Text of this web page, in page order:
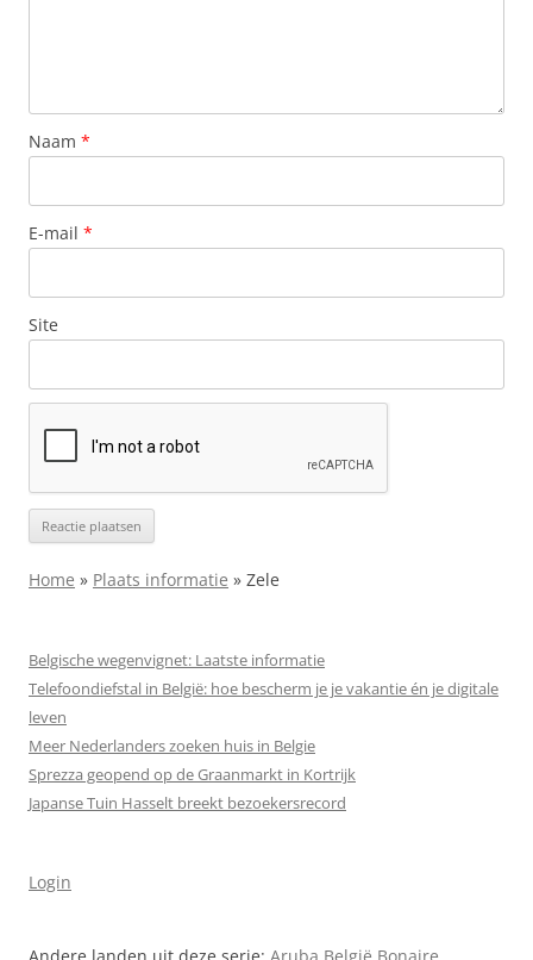
Naam *
E-mail *
Site
Home » Plaats informatie » Zele
Belgische wegenvignet: Laatste informatie
Telefoondiefstal in België: hoe bescherm je je vakantie én je digitale
leven
Meer Nederlanders zoeken huis in Belgie
Sprezza geopend op de Graanmarkt in Kortrijk
Japanse Tuin Hasselt breekt bezoekersrecord
Login